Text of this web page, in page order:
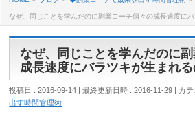
なぜ、同じことを学んだのに副業コーチ個々の成長速度に
なぜ、同じことを学んだのに
成長速度にバラツキが生まれ
投稿日 : 2016-09-14 最終更新日時 : 2016-11-29 カ
出す時間管理術